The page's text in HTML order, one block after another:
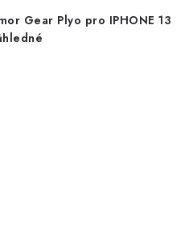
Gear Plyo pro IPHONE 13